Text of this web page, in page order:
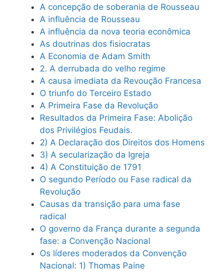
A concepção de soberania de Rousseau
A influência de Rousseau
A influência da nova teoria econômica
As doutrinas dos fisiocratas
A Economia de Adam Smith
2. A derrubada do velho regime
A causa imediata da Revoução Francesa
O triunfo do Terceiro Estado
A Primeira Fase da Revolução
Resultados da Primeira Fase: Abolição
dos Privilégios Feudais.
2) A Declaração dos Direitos dos Homens
3) A secularização da Igreja
4) A Constituição de 1791
O segundo Período ou Fase radical da
Revolução
Causas da transição para uma fase
radical
O governo da França durante a segunda
fase: a Convenção Nacional
Os líderes moderados da Convenção
Nacional: 1) Thomas Paine